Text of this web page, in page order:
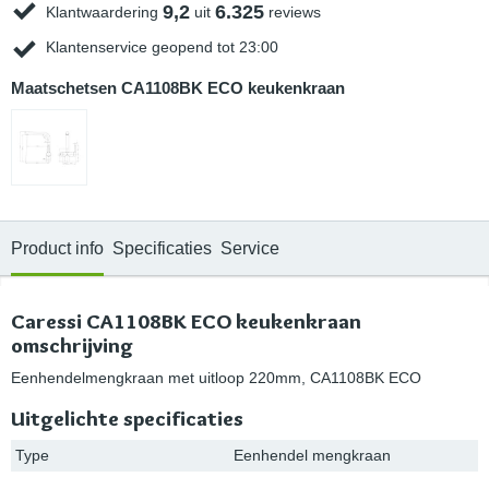
Klantwaardering 9,2 uit 6.325 reviews
Klantenservice geopend tot 23:00
Maatschetsen CA1108BK ECO keukenkraan
Product info Specificaties Service
Caressi CA1108BK ECO keukenkraan
omschrijving
Eenhendelmengkraan met uitloop 220mm, CA1108BK ECO
Uitgelichte specificaties
Type
Eenhendel mengkraan